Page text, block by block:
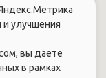
и улучшения
вы даете
в рамках